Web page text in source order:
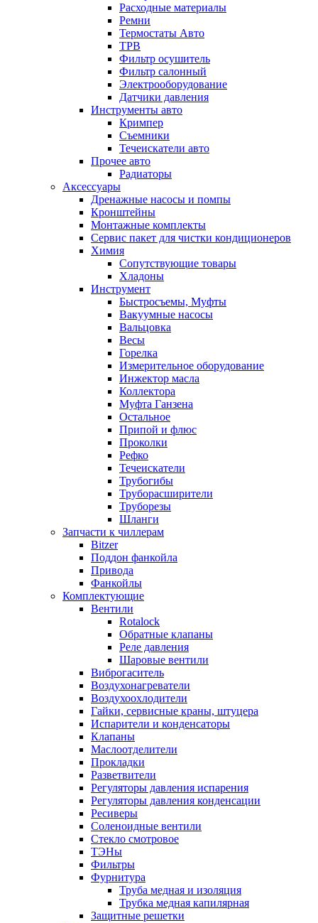
Расходные материалы
Ремни
Термостаты Авто
ТРВ
Фильтр осушитель
Фильтр салонный
Электрооборудование
Датчики давления
Инструменты авто
Кримпер
Съемники
Течеискатели авто
Прочее авто
Радиаторы
Аксессуары
Дренажные насосы и помпы
Кронштейны
Монтажные комплекты
Сервис пакет для чистки кондиционеров
Химия
Сопутствующие товары
Хладоны
Инструмент
Быстросъемы, Муфты
Вакуумные насосы
Вальцовка
Весы
Горелка
Измерительное оборудование
Инжектор масла
Коллектора
Муфта Ганзена
Остальное
Припой и флюс
Проколки
Рефко
Течеискатели
Трубогибы
Труборасширители
Труборезы
Шланги
Запчасти к чиллерам
Bitzer
Поддон фанкойла
Привода
Фанкойлы
Комплектующие
Вентили
Rotalock
Обратные клапаны
Реле давления
Шаровые вентили
Виброгаситель
Воздухонагреватели
Воздухоохлодители
Гайки, сервисные краны, штуцера
Испарители и конденсаторы
Клапаны
Маслоотделители
Прокладки
Разветвители
Регуляторы давления испарения
Регуляторы давления конденсации
Ресиверы
Соленоидные вентили
Стекло смотровое
ТЭНы
Фильтры
Фурнитура
Труба медная и изоляция
Трубка медная капилярная
Защитные решетки